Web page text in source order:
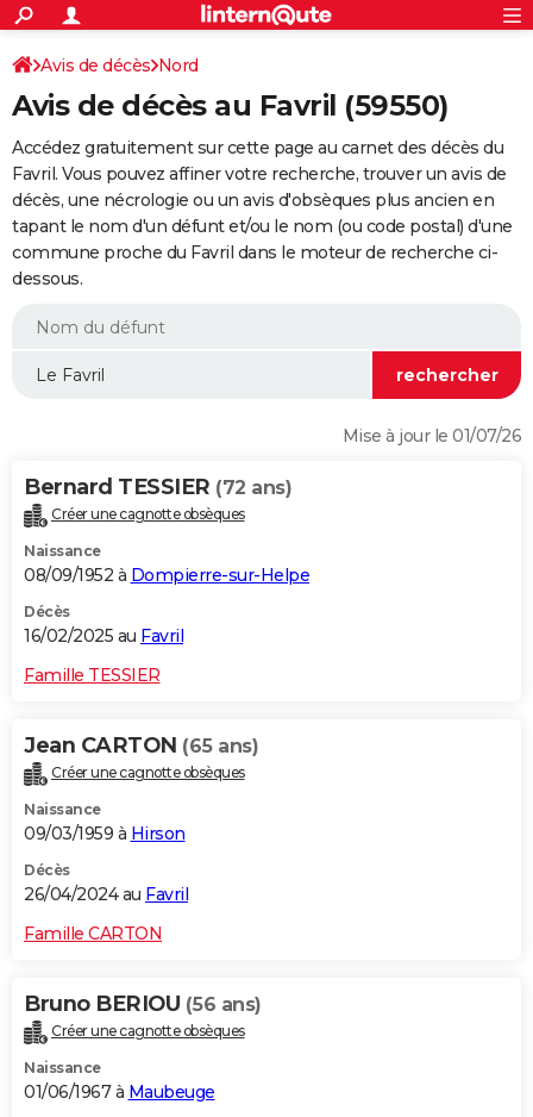
ACTUALITÉS
Politique
Société
Faits Divers
Education
Monde
Villes
+
SPORT
Coupe du monde 2026
Football
Tennis
Cyclisme
Rugby
Forum
Programme TV
TNT
Streaming
Cinéma
Sorties cinéma
Musique
+
FINANCE
Retraite
Epargne
Immobilier
Risques naturels par ville
Assurance
AUTO
Essais
Réserver un essai
Citadines
Berlines
SUV
Forum auto
+
HIGH-TECH
BRICOLAGE
WEEK-END
Alimentation
Guide de la santé
Maladies
Médicaments
Sommeil
VOYAGE
Destinations
City break
Voyage nature
Voyage de noces
Forum
Climat
+PHOTO
GUIDES D'ACHAT
Carte de Noël
Carte Bonne année
Carte Saint-Valentin
Carte Pâques
Carte d'anniversaire
DICTIONNAIRE
Dictionnaire
Biographies
Citations
Expressions
Proverbes
PROGRAMME TV
S'inscrire
Se connecter
Lycées
Collèges
Primaires
Universités
Entreprises
Service militaire
Avis de recherche
AVIS DE DÉCÈS
FORUM
Avis de décès Nord
Avis de décès au Favril (59550)
Accédez gratuitement sur cette page au carnet des décès du
Favril. Vous pouvez affiner votre recherche, trouver un avis de
décès, une nécrologie ou un avis d'obsèques plus ancien en
tapant le nom d'un défunt et/ou le nom (ou code postal) d'une
commune proche du Favril dans le moteur de recherche ci-
dessous.
Mise à jour le 01/07/26
Bernard TESSIER (72 ans)
Créer une cagnotte obsèques
Naissance
08/09/1952 à Dompierre-sur-Helpe
Décès
16/02/2025 au Favril
Famille TESSIER
Jean CARTON (65 ans)
Créer une cagnotte obsèques
Naissance
09/03/1959 à Hirson
Décès
26/04/2024 au Favril
Famille CARTON
Bruno BERIOU (56 ans)
Créer une cagnotte obsèques
Naissance
01/06/1967 à Maubeuge